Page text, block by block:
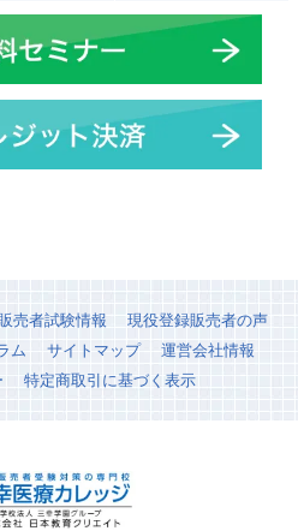
売者試験情報
現役登録販売者の声
ム サイトマップ
運営会社情報
特定商取引に基づく表示